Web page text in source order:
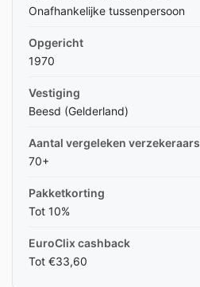
Onafhankelijke tussenpersoon
Opgericht
1970
Vestiging
Beesd (Gelderland)
Aantal vergeleken verzekeraars
70+
Pakketkorting
Tot 10%
EuroClix cashback
Tot €33,60